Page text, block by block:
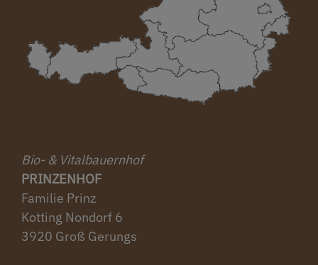
Bio- & Vitalbauernhof
PRINZENHOF
Familie Prinz
Kotting Nondorf 6
3920 Groß Gerungs